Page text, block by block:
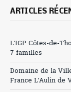
ARTICLES
L’IGP Côtes-de-
7 familles
Domaine de la
France L’Aulin